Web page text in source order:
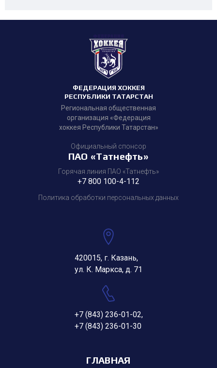
ФЕДЕРАЦИЯ ХОККЕЯ
РЕСПУБЛИКИ ТАТАРСТАН
Региональная общественная
организация «Федерация
хоккея Республики Татарстан»
Официальный спонсор
ПАО «Татнефть»
Горячая линия ПАО «Татнефть»
+7 800 100-4-112
Политика обработки персональных данных
420015, г. Казань,
ул. К. Маркса, д. 71
+7 (843) 236-01-02,
+7 (843) 236-01-30
ГЛАВНАЯ